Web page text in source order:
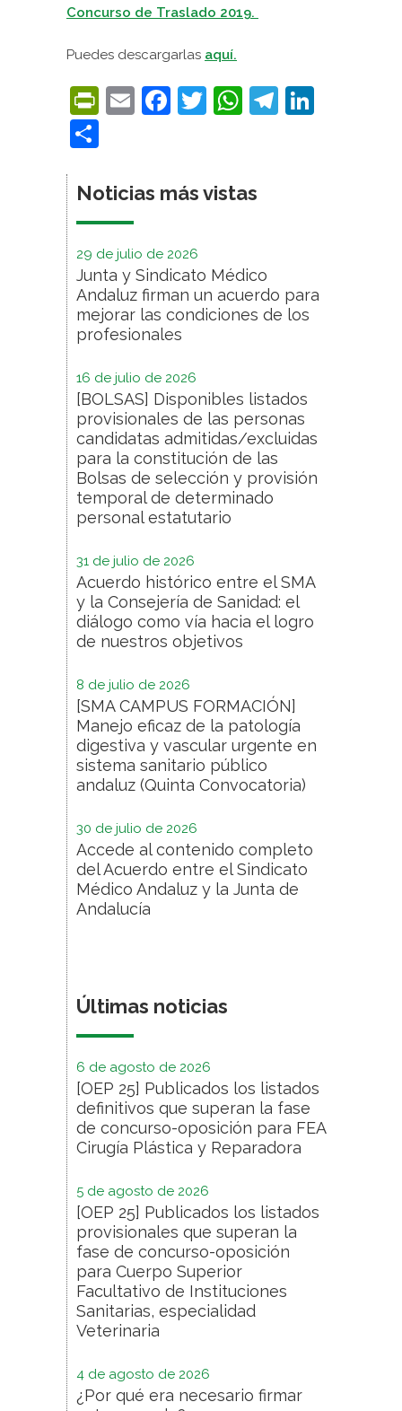
Concurso de Traslado 2019.
Puedes descargarlas aquí.
PrintFriendly
EmailFacebook
Twitter
WhatsApp
Noticias más vistas
29 de julio de 2026
Junta y Sindicato Médico
Andaluz firman un acuerdo para
mejorar las condiciones de los
profesionales
16 de julio de 2026
[BOLSAS] Disponibles listados
provisionales de las personas
candidatas admitidas/excluidas
para la constitución de las
Bolsas de selección y provisión
temporal de determinado
personal estatutario
31 de julio de 2026
Acuerdo histórico entre el SMA
y la Consejería de Sanidad: el
diálogo como vía hacia el logro
de nuestros objetivos
8 de julio de 2026
[SMA CAMPUS FORMACIÓN]
Manejo eficaz de la patología
digestiva y vascular urgente en
sistema sanitario público
andaluz (Quinta Convocatoria)
30 de julio de 2026
Accede al contenido completo
del Acuerdo entre el Sindicato
Médico Andaluz y la Junta de
Andalucía
Últimas noticias
6 de agosto de 2026
[OEP 25] Publicados los listados
definitivos que superan la fase
de concurso-oposición para FEA
Cirugía Plástica y Reparadora
5 de agosto de 2026
[OEP 25] Publicados los listados
provisionales que superan la
fase de concurso-oposición
para Cuerpo Superior
Facultativo de Instituciones
Sanitarias, especialidad
Veterinaria
4 de agosto de 2026
¿Por qué era necesario firmar